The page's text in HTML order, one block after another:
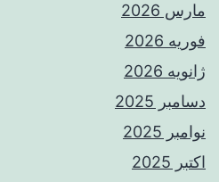
مارس 2026
فوریه 2026
ژانویه 2026
دسامبر 2025
نوامبر 2025
اکتبر 2025